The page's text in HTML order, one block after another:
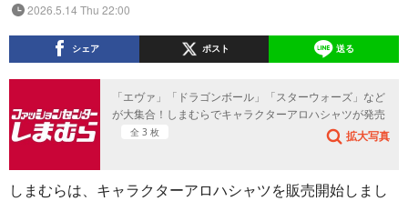
2026.5.14 Thu 22:00
シェア ポスト 送る
「エヴァ」「ドラゴンボール」「スターウォーズ」など
が大集合！しまむらでキャラクターアロハシャツが発売
全 3 枚 拡大写真
しまむらは、キャラクターアロハシャツを販売開始しまし